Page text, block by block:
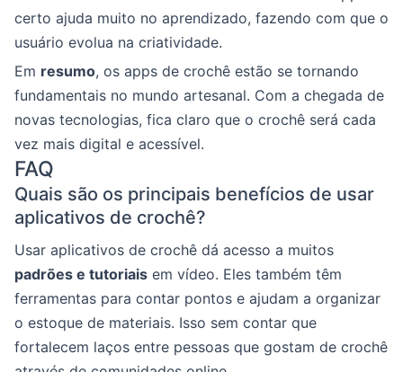
certo ajuda muito no aprendizado, fazendo com que o
usuário evolua na criatividade.
Em resumo, os apps de crochê estão se tornando
fundamentais no mundo artesanal. Com a chegada de
novas tecnologias, fica claro que o crochê será cada
vez mais digital e acessível.
FAQ
Quais são os principais benefícios de usar
aplicativos de crochê?
Usar aplicativos de crochê dá acesso a muitos
padrões e tutoriais em vídeo. Eles também têm
ferramentas para contar pontos e ajudam a organizar
o estoque de materiais. Isso sem contar que
fortalecem laços entre pessoas que gostam de crochê